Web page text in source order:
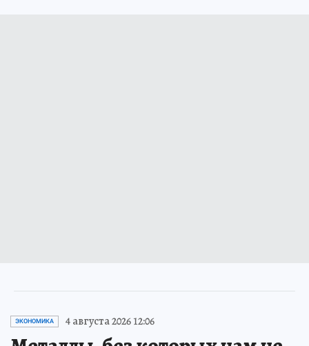
ЭКОНОМИКА 4 августа 2026 12:06